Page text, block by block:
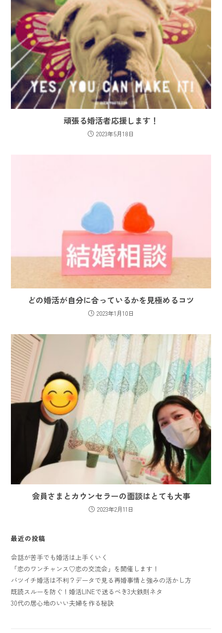
頑張る婚活者応援します！
2023年5月18日
どの婚活が自分に合っているかを見極めるコツ
2023年1月10日
会員さまとカウンセラーの面談はとても大事
2023年2月11日
最近の投稿
会話が苦手でも婚活は上手くいく
「恋のワンチャンス♡恋の交流会」を開催します！
バツイチ婚活は不利？データで見る再婚事情と強みの活かし方
既読スルーを防ぐ！婚活LINEで送るべき3大鉄則ネタ
30代の居心地のいい夫婦を作る秘訣